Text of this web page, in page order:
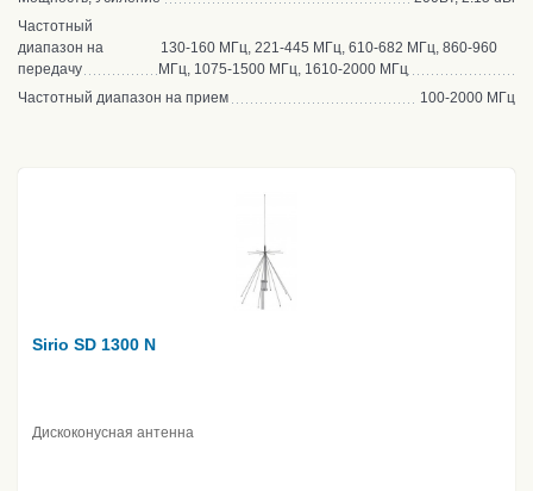
Частотный
диапазон на
передачу
130-160 МГц, 221-445 МГц, 610-682 МГц, 860-960
МГц, 1075-1500 МГц, 1610-2000 МГц
Частотный диапазон на прием
100-2000 МГц
Sirio SD 1300 N
Дискоконусная антенна